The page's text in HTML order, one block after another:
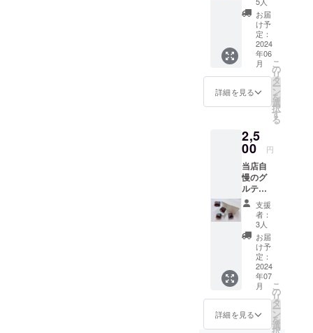
顔になれる
全国に届け
たいという
思いでを立
ち上げまし
た
その第一歩
として登録
投稿させて
いただきま
した
よろしけれ
ば実店舗の
インスタグ
ラムの
URLを載せ
でご覧いた
届けの
リター
ンに貼
付され
たラベ
ルや注
意書き
をご確
トー
ショコ
ラの詰
め合わ
せです
当店人
気のグ
ルテン
フリー
セット
です。
内容 レ
モン
ケーキ2
個 ガ
トー
ショコ
ラ2個
原材料
及び添
加物等
の食品
表示は
お届け
商品の
ラベル
お届
け予
定：
2024
年06
月
詳細を見る
こ
の
リ
タ
ー
ン
を
選
択
す
る
2,5
00 円
当店自
慢のグ
ルテン
フリー
焼き菓
子の単
一箱詰
め商品
です。
お好み
焼き菓
子をお
選びく
ださ
い。 原
支援
者：
3人
お届
け予
定：
2024
年07
月
詳細を見る
こ
の
リ
タ
ー
ン
を
選